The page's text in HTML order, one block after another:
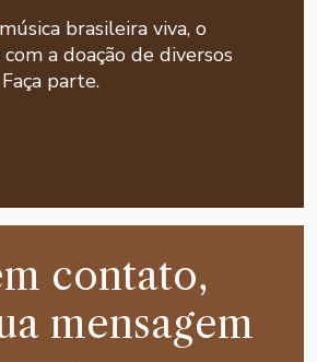
brasileira viva, o
a doação de diversos
parte.
contato,
mensagem